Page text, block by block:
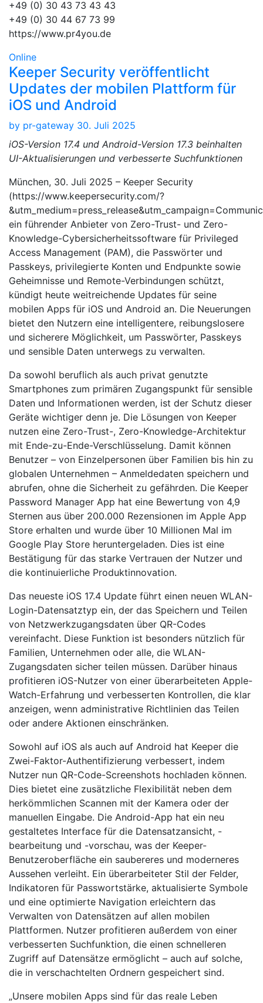
+49 (0) 30 43 73 43 43
+49 (0) 30 44 67 73 99
https://www.pr4you.de
Online
Keeper Security veröffentlicht
Updates der mobilen Plattform für
iOS und Android
by pr-gateway 30. Juli 2025
iOS-Version 17.4 und Android-Version 17.3 beinhalten
UI-Aktualisierungen und verbesserte Suchfunktionen
München, 30. Juli 2025 – Keeper Security
(https://www.keepersecurity.com/?
ein führender Anbieter von Zero-Trust- und Zero-
Knowledge-Cybersicherheitssoftware für Privileged
Access Management (PAM), die Passwörter und
Passkeys, privilegierte Konten und Endpunkte sowie
Geheimnisse und Remote-Verbindungen schützt,
kündigt heute weitreichende Updates für seine
mobilen Apps für iOS und Android an. Die Neuerungen
bietet den Nutzern eine intelligentere, reibungslosere
und sicherere Möglichkeit, um Passwörter, Passkeys
und sensible Daten unterwegs zu verwalten.
Da sowohl beruflich als auch privat genutzte
Smartphones zum primären Zugangspunkt für sensible
Daten und Informationen werden, ist der Schutz dieser
Geräte wichtiger denn je. Die Lösungen von Keeper
nutzen eine Zero-Trust-, Zero-Knowledge-Architektur
mit Ende-zu-Ende-Verschlüsselung. Damit können
Benutzer – von Einzelpersonen über Familien bis hin zu
globalen Unternehmen – Anmeldedaten speichern und
abrufen, ohne die Sicherheit zu gefährden. Die Keeper
Password Manager App hat eine Bewertung von 4,9
Sternen aus über 200.000 Rezensionen im Apple App
Store erhalten und wurde über 10 Millionen Mal im
Google Play Store heruntergeladen. Dies ist eine
Bestätigung für das starke Vertrauen der Nutzer und
die kontinuierliche Produktinnovation.
Das neueste iOS 17.4 Update führt einen neuen WLAN-
Login-Datensatztyp ein, der das Speichern und Teilen
von Netzwerkzugangsdaten über QR-Codes
vereinfacht. Diese Funktion ist besonders nützlich für
Familien, Unternehmen oder alle, die WLAN-
Zugangsdaten sicher teilen müssen. Darüber hinaus
profitieren iOS-Nutzer von einer überarbeiteten Apple-
Watch-Erfahrung und verbesserten Kontrollen, die klar
anzeigen, wenn administrative Richtlinien das Teilen
oder andere Aktionen einschränken.
Sowohl auf iOS als auch auf Android hat Keeper die
Zwei-Faktor-Authentifizierung verbessert, indem
Nutzer nun QR-Code-Screenshots hochladen können.
Dies bietet eine zusätzliche Flexibilität neben dem
herkömmlichen Scannen mit der Kamera oder der
manuellen Eingabe. Die Android-App hat ein neu
gestaltetes Interface für die Datensatzansicht, -
bearbeitung und -vorschau, was der Keeper-
Benutzeroberfläche ein saubereres und moderneres
Aussehen verleiht. Ein überarbeiteter Stil der Felder,
Indikatoren für Passwortstärke, aktualisierte Symbole
und eine optimierte Navigation erleichtern das
Verwalten von Datensätzen auf allen mobilen
Plattformen. Nutzer profitieren außerdem von einer
verbesserten Suchfunktion, die einen schnelleren
Zugriff auf Datensätze ermöglicht – auch auf solche,
die in verschachtelten Ordnern gespeichert sind.
„Unsere mobilen Apps sind für das reale Leben